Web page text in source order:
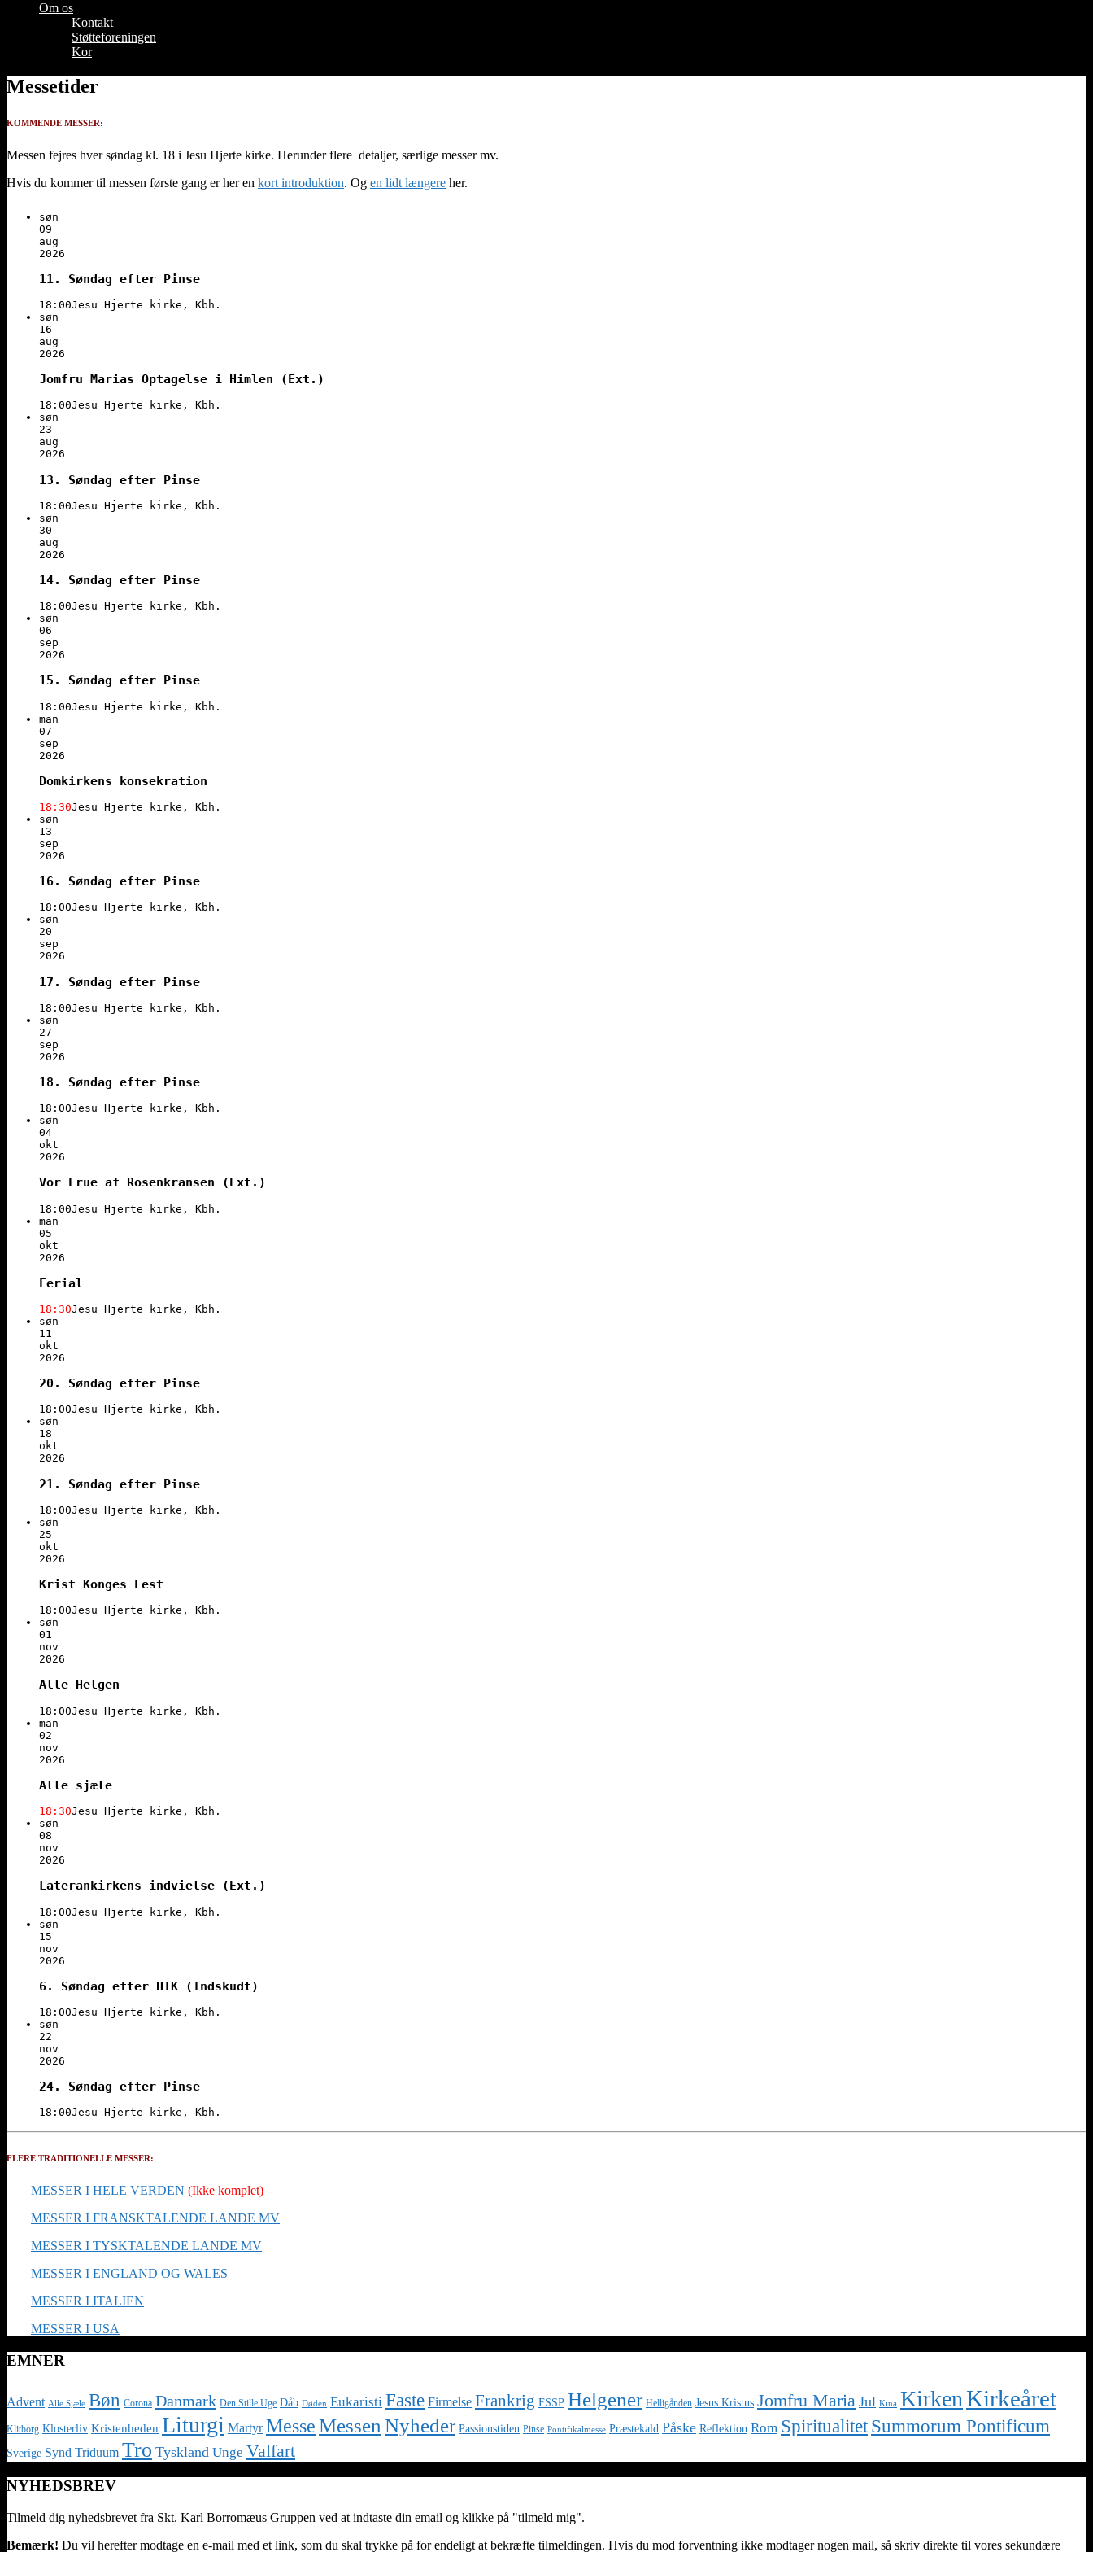
Om os
Kontakt
Støtteforeningen
Kor
Messetider
KOMMENDE MESSER:
Messen fejres hver søndag kl. 18 i Jesu Hjerte kirke. Herunder flere detaljer, særlige messer mv.
Hvis du kommer til messen første gang er her en kort introduktion. Og en lidt længere her.
søn
09
aug
2026
11. Søndag efter Pinse
18:00Jesu Hjerte kirke, Kbh.
søn
16
aug
2026
Jomfru Marias Optagelse i Himlen (Ext.)
18:00Jesu Hjerte kirke, Kbh.
søn
23
aug
2026
13. Søndag efter Pinse
18:00Jesu Hjerte kirke, Kbh.
søn
30
aug
2026
14. Søndag efter Pinse
18:00Jesu Hjerte kirke, Kbh.
søn
06
sep
2026
15. Søndag efter Pinse
18:00Jesu Hjerte kirke, Kbh.
man
07
sep
2026
Domkirkens konsekration
18:30Jesu Hjerte kirke, Kbh.
søn
13
sep
2026
16. Søndag efter Pinse
18:00Jesu Hjerte kirke, Kbh.
søn
20
sep
2026
17. Søndag efter Pinse
18:00Jesu Hjerte kirke, Kbh.
søn
27
sep
2026
18. Søndag efter Pinse
18:00Jesu Hjerte kirke, Kbh.
søn
04
okt
2026
Vor Frue af Rosenkransen (Ext.)
18:00Jesu Hjerte kirke, Kbh.
man
05
okt
2026
Ferial
18:30Jesu Hjerte kirke, Kbh.
søn
11
okt
2026
20. Søndag efter Pinse
18:00Jesu Hjerte kirke, Kbh.
søn
18
okt
2026
21. Søndag efter Pinse
18:00Jesu Hjerte kirke, Kbh.
søn
25
okt
2026
Krist Konges Fest
18:00Jesu Hjerte kirke, Kbh.
søn
01
nov
2026
Alle Helgen
18:00Jesu Hjerte kirke, Kbh.
man
02
nov
2026
Alle sjæle
18:30Jesu Hjerte kirke, Kbh.
søn
08
nov
2026
Laterankirkens indvielse (Ext.)
18:00Jesu Hjerte kirke, Kbh.
søn
15
nov
2026
6. Søndag efter HTK (Indskudt)
18:00Jesu Hjerte kirke, Kbh.
søn
22
nov
2026
24. Søndag efter Pinse
18:00Jesu Hjerte kirke, Kbh.
FLERE TRADITIONELLE MESSER:
MESSER I HELE VERDEN (Ikke komplet)
MESSER I FRANSKTALENDE LANDE MV
MESSER I TYSKTALENDE LANDE MV
MESSER I ENGLAND OG WALES
MESSER I ITALIEN
MESSER I USA
EMNER
Advent Alle Sjæle Bøn Corona Danmark Den Stille Uge Dåb Døden Eukaristi Faste Firmelse Frankrig FSSP Helgener Helligånden Jesus Kristus Jomfru Maria Jul Kina KirkenKirkeåret
Klitborg Klosterliv Kristenheden Liturgi Martyr MesseMessen Nyheder Passionstiden Pinse Pontifikalmesse Præstekald Påske Reflektion Rom Spiritualitet Summorum Pontificum
Sverige Synd Triduum Tro Tyskland Unge Valfart
NYHEDSBREV
Tilmeld dig nyhedsbrevet fra Skt. Karl Borromæus Gruppen ved at indtaste din email og klikke på "tilmeld mig".
Bemærk! Du vil herefter modtage en e-mail med et link, som du skal trykke på for endeligt at bekræfte tilmeldingen. Hvis du mod forventning ikke modtager nogen mail, så skriv direkte til vores sekundære